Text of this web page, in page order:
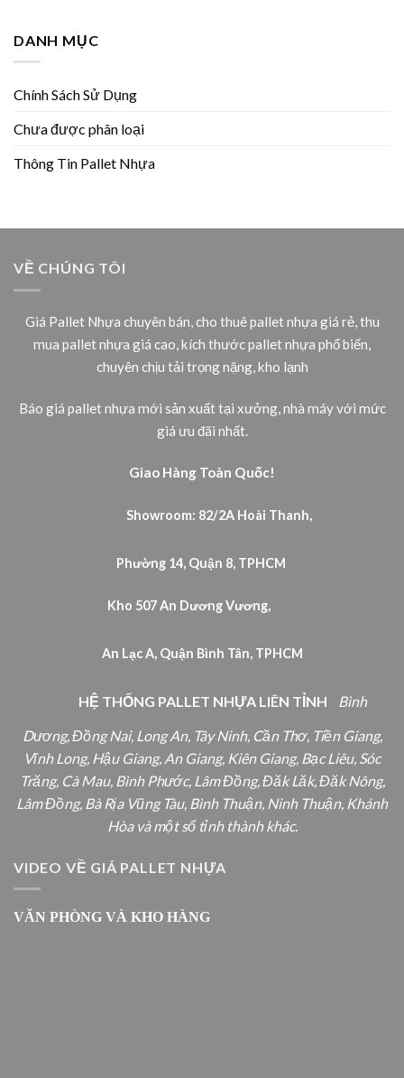
DANH MỤC
Chính Sách Sử Dụng
Chưa được phân loại
Thông Tin Pallet Nhựa
VỀ CHÚNG TÔI
Giá Pallet Nhựa chuyên bán, cho thuê pallet nhựa giá rẻ, thu
mua pallet nhựa giá cao, kích thước pallet nhựa phổ biến,
chuyên chịu tải trọng nặng, kho lạnh
Báo giá pallet nhựa mới sản xuất tại xưởng, nhà máy với mức
giá ưu đãi nhất.
Giao Hàng Toàn Quốc!
Showroom: 82/2A Hoài Thanh,
Phường 14, Quận 8, TPHCM
Kho 507 An Dương Vương,
An Lạc A, Quận Bình Tân, TPHCM
HỆ THỐNG PALLET NHỰA LIÊN TỈNH Bình
Dương, Đồng Nai, Long An, Tây Ninh, Cần Thơ, Tiền Giang,
Vĩnh Long, Hậu Giang, An Giang, Kiên Giang, Bạc Liêu, Sóc
Trăng, Cà Mau, Bình Phước, Lâm Đồng, Đăk Lăk, Đăk Nông,
Lâm Đồng, Bà Rịa Vũng Tàu, Bình Thuận, Ninh Thuận, Khánh
Hòa và một số tỉnh thành khác.
VIDEO VỀ GIÁ PALLET NHỰA
VĂN PHÒNG VÀ KHO HÀNG